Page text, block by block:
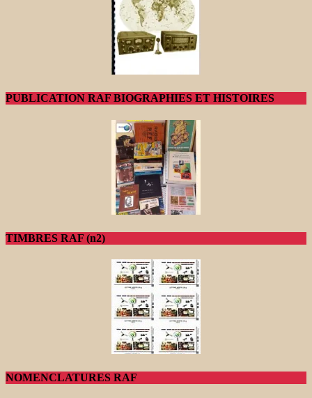
PUBLICATION RAF BIOGRAPHIES ET HISTOIRES
TIMBRES RAF (n2)
NOMENCLATURES RAF